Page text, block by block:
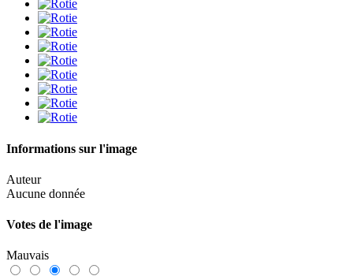
Informations sur l'image
Auteur
Aucune donnée
Votes de l'image
Mauvais